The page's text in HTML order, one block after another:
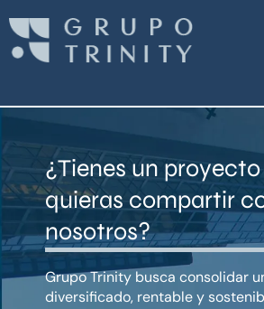
contenido
¿Tienes un
quieras compartir
nosotros?
Grupo Trinity busca consolidar
diversificado, rentable y